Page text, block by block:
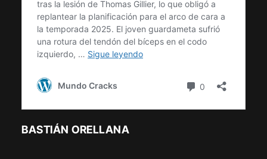
BASTIÁN ORELLANA